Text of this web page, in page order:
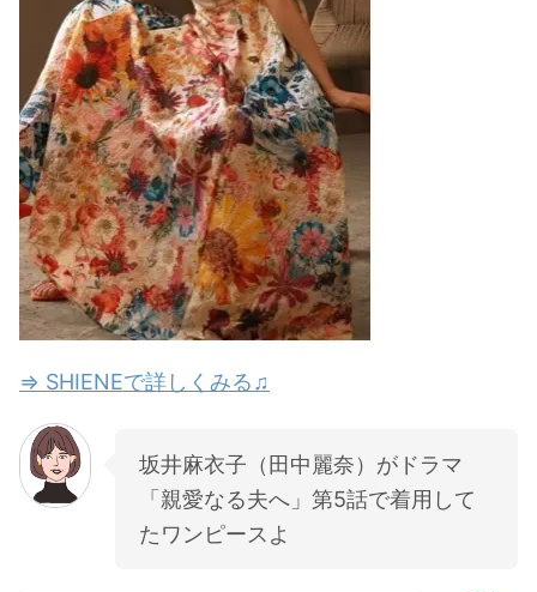
⇒ SHIENEで詳しくみる♫
坂井麻衣子（田中麗奈）がドラマ
「親愛なる夫へ」第5話で着用して
たワンピースよ